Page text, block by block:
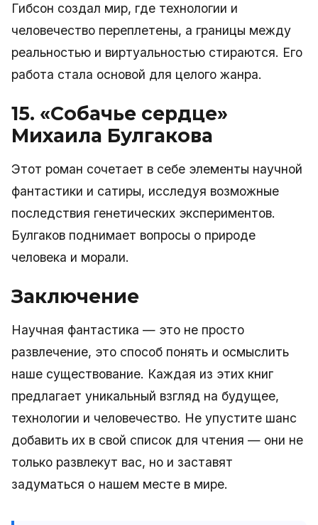
Гибсон создал мир, где технологии и
человечество переплетены, а границы между
реальностью и виртуальностью стираются. Его
работа стала основой для целого жанра.
15. «Собачье сердце»
Михаила Булгакова
Этот роман сочетает в себе элементы научной
фантастики и сатиры, исследуя возможные
последствия генетических экспериментов.
Булгаков поднимает вопросы о природе
человека и морали.
Заключение
Научная фантастика — это не просто
развлечение, это способ понять и осмыслить
наше существование. Каждая из этих книг
предлагает уникальный взгляд на будущее,
технологии и человечество. Не упустите шанс
добавить их в свой список для чтения — они не
только развлекут вас, но и заставят
задуматься о нашем месте в мире.